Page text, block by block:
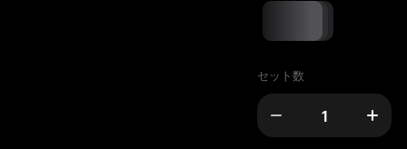
セット数